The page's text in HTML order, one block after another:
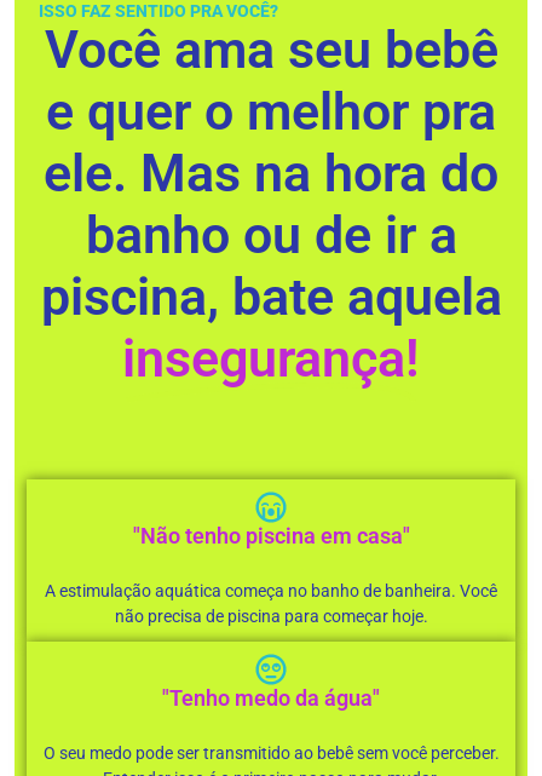
ISSO FAZ SENTIDO PRA VOCÊ?
Você ama seu bebê
e quer o melhor pra
ele. Mas na hora do
banho ou de ir a
piscina, bate aquela
insegurança!
"Não tenho piscina em casa"
A estimulação aquática começa no banho de banheira. Você
não precisa de piscina para começar hoje.
"Tenho medo da água"
O seu medo pode ser transmitido ao bebê sem você perceber.